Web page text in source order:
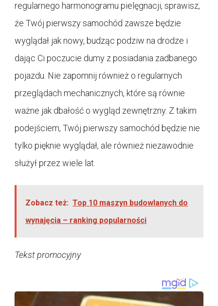
regularnego harmonogramu pielęgnacji, sprawisz,
że Twój pierwszy samochód zawsze będzie
wyglądał jak nowy, budząc podziw na drodze i
dając Ci poczucie dumy z posiadania zadbanego
pojazdu. Nie zapomnij również o regularnych
przeglądach mechanicznych, które są równie
ważne jak dbałość o wygląd zewnętrzny. Z takim
podejściem, Twój pierwszy samochód będzie nie
tylko pięknie wyglądał, ale również niezawodnie
służył przez wiele lat.
Zobacz też: Top 10 maszyn budowlanych do
wynajęcia – ranking popularności
Tekst promocyjny